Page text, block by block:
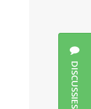
DISCUSSIES